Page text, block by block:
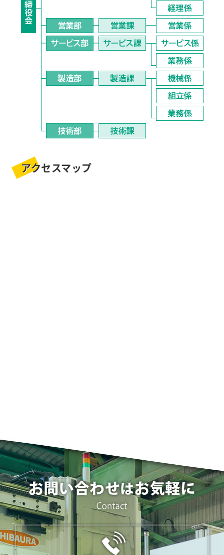
アクセスマップ